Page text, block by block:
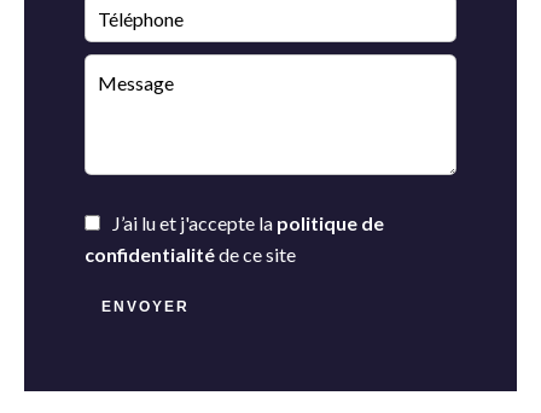
J’ai lu et j'accepte la politique de
confidentialitéde ce site
ENVOYER